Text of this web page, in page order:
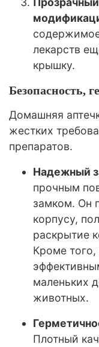
лекарств
крышку.
Безопасность,
Домашняя
жестких
препаратов.
Надежный
прочным
замком. Он
корпусу,
раскрытие
Кроме
маленьких
животных.
Плотный